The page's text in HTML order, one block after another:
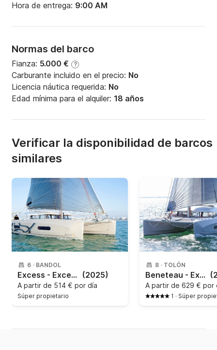
Hora de entrega: 9:00 AM
Normas del barco
Fianza: 5.000 € ?
Carburante incluido en el precio: No
Licencia náutica requerida: No
Edad mínima para el alquiler: 18 años
Verificar la disponibilidad de barcos
similares
6 · BANDOL
Excess - Excess 11 - 3 + 2 cab (2025)
A partir de 514 € por día
Súper propietario
8 · TOLÓN
Beneteau - Excess 11
A partir de 629 € por
1 · Súper